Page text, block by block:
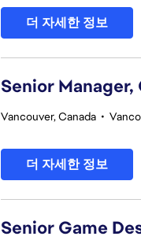
더 자세한 정보
Senior
Vancouver, Canada •
더 자세한 정보
Senior Game